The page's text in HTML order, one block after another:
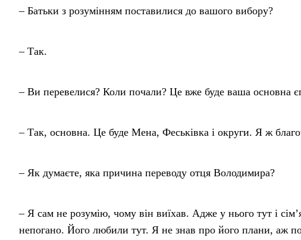
– Батьки з розумінням поставилися до вашого вибору?
– Так.
– Ви перевелися? Коли почали? Це вже буде ваша основна
– Так, основна. Це буде Мена, Феськівка і округи. Я ж
– Як думаєте, яка причина переводу отця Володимира?
– Я сам не розумію, чому він виїхав. Адже у нього тут і
непогано. Його любили тут. Я не знав про його плани, аж